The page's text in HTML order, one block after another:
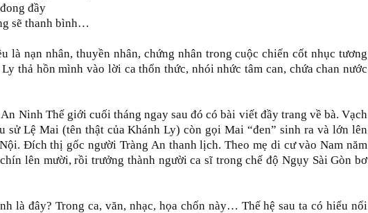
đầy
sẽ thanh bình…
là nạn nhân, thuyền nhân, chứng nhân trong cuộc chiến cốt nhục tương
thả hồn mình vào lời ca thổn thức, nhói nhức tâm can, chứa chan nước
Ninh Thế giới cuối tháng ngay sau đó có bài viết đầy trang về bà. Vạch
sử Lệ Mai (tên thật của Khánh Ly) còn gọi Mai “đen” sinh ra và lớn lên
Đích thị gốc người Tràng An thanh lịch. Theo mẹ di cư vào Nam năm
lên mười, rồi trưởng thành người ca sĩ trong chế độ Ngụy Sài Gòn bơ
là đây? Trong ca, văn, nhạc, họa chốn này… Thế hệ sau ta có hiểu nổi